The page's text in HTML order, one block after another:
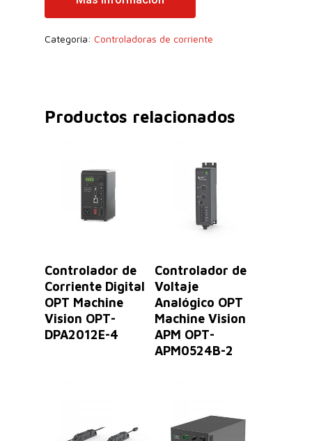
Categoría: Controladoras de corriente
Productos relacionados
Leer Más
Controlador de
Corriente Digital
OPT Machine
Vision OPT-
DPA2012E-4
Leer Más
Controlador de
Voltaje
Analógico OPT
Machine Vision
APM OPT-
APM0524B-2